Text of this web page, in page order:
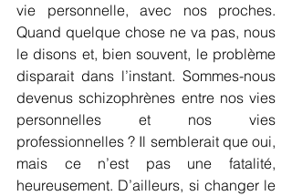
vie personnelle, avec nos proches.
Quand quelque chose ne va pas, nous
le disons et, bien souvent, le problème
disparait dans l’instant. Sommes-nous
devenus schizophrènes entre nos vies
personnelles et nos vies
professionnelles ? Il semblerait que oui,
mais ce n’est pas une fatalité,
heureusement. D’ailleurs, si changer le